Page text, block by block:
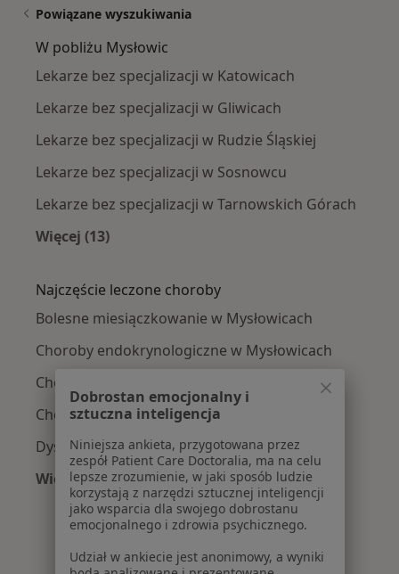
Powiązane wyszukiwania
W pobliżu Mysłowic
Lekarze bez specjalizacji w Katowicach
Lekarze bez specjalizacji w Gliwicach
Lekarze bez specjalizacji w Rudzie Śląskiej
Lekarze bez specjalizacji w Sosnowcu
Lekarze bez specjalizacji w Tarnowskich Górach
Więcej (13)
Najczęście leczone choroby
Bolesne miesiączkowanie w Mysłowicach
Choroby endokrynologiczne w Mysłowicach
Choroby ginekologiczne w Mysłowicach
Choroby szyjki macicy w Mysłowicach
Dysplazja szyjki macicy w Mysłowicach
Więcej (14)
Więcej w kategorii: Najczęście leczone
Dobrostan emocjonalny i
sztuczna inteligencja
Niniejsza ankieta, przygotowana przez
zespół Patient Care Doctoralia, ma na celu
lepsze zrozumienie, w jaki sposób ludzie
korzystają z narzędzi sztucznej inteligencji
jako wsparcia dla swojego dobrostanu
emocjonalnego i zdrowia psychicznego.
Udział w ankiecie jest anonimowy, a wyniki